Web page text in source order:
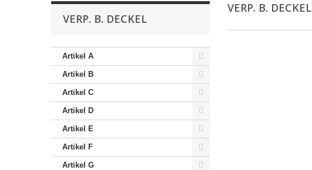
VERP. B. DECKEL
Artikel A
Artikel B
Artikel C
Artikel D
Artikel E
Artikel F
Artikel G
VERP. B. DECKEL